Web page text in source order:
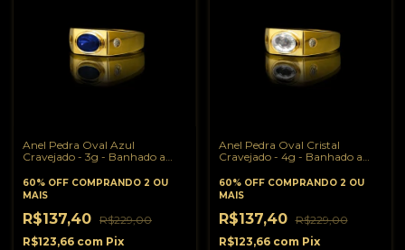
Anel Pedra Oval Azul
Cravejado - 3g - Banhado a
60% OFF COMPRANDO 2 OU
MAIS
R$137,40 R$229,00
R$123,66 com Pix
Anel Pedra Oval Cristal
Cravejado - 4g - Banhado a
60% OFF COMPRANDO 2 OU
MAIS
R$137,40 R$229,00
R$123,66 com Pix